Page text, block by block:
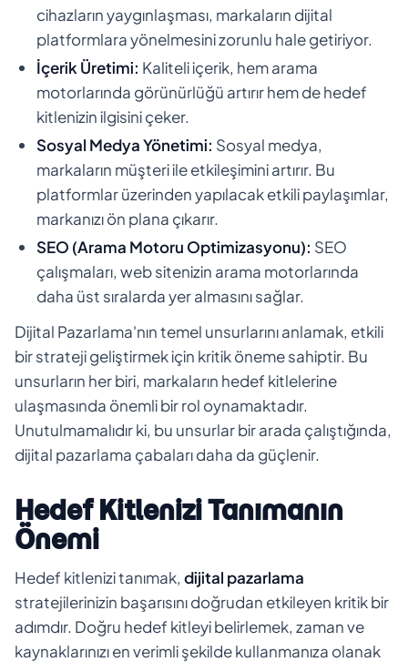
cihazların yaygınlaşması, markaların dijital
platformlara yönelmesini zorunlu hale getiriyor.
İçerik Üretimi: Kaliteli içerik, hem arama
motorlarında görünürlüğü artırır hem de hedef
kitlenizin ilgisini çeker.
Sosyal Medya Yönetimi: Sosyal medya,
markaların müşteri ile etkileşimini artırır. Bu
platformlar üzerinden yapılacak etkili paylaşımlar,
markanızı ön plana çıkarır.
SEO (Arama Motoru Optimizasyonu): SEO
çalışmaları, web sitenizin arama motorlarında
daha üst sıralarda yer almasını sağlar.
Dijital Pazarlama'nın temel unsurlarını anlamak, etkili
bir strateji geliştirmek için kritik öneme sahiptir. Bu
unsurların her biri, markaların hedef kitlelerine
ulaşmasında önemli bir rol oynamaktadır.
Unutulmamalıdır ki, bu unsurlar bir arada çalıştığında,
dijital pazarlama çabaları daha da güçlenir.
Hedef Kitlenizi Tanımanın
Önemi
Hedef kitlenizi tanımak, dijital pazarlama
stratejilerinizin başarısını doğrudan etkileyen kritik bir
adımdır. Doğru hedef kitleyi belirlemek, zaman ve
kaynaklarınızı en verimli şekilde kullanmanıza olanak